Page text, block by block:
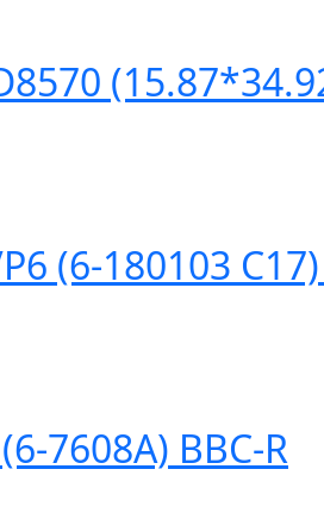
(6-180103 С17)
7608A) BBC-R